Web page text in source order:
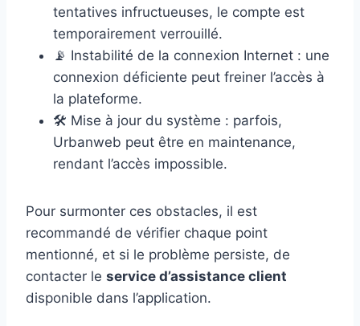
tentatives infructueuses, le compte est
temporairement verrouillé.
📡 Instabilité de la connexion Internet : une
connexion déficiente peut freiner l’accès à
la plateforme.
🛠️ Mise à jour du système : parfois,
Urbanweb peut être en maintenance,
rendant l’accès impossible.
Pour surmonter ces obstacles, il est
recommandé de vérifier chaque point
mentionné, et si le problème persiste, de
contacter le service d’assistance client
disponible dans l’application.